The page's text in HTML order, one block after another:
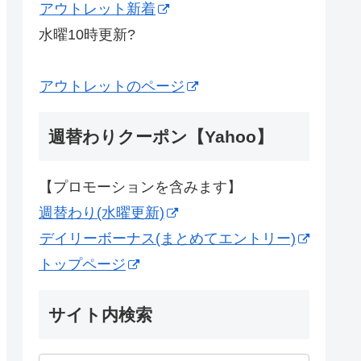
アウトレット新着
水曜10時更新?
アウトレットのページ
週替わりクーポン【Yahoo】
【プロモーションを含みます】
週替わり(水曜更新)
デイリーボーナス(まとめてエントリー)
トップページ
サイト内検索